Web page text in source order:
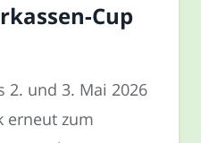
Cup
2. und 3. Mai 2026
erneut zum